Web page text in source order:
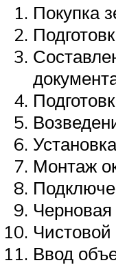
Покупка
Монтаж
Черновая
Ввод